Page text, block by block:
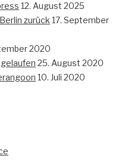
12. August 2025
zurück 17. September
2020
25. August 2020
10. Juli 2020